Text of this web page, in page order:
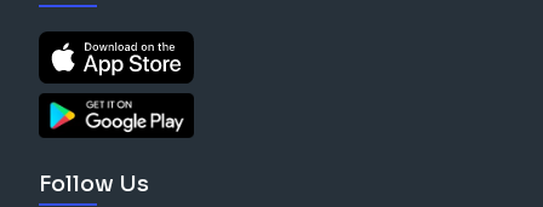
Follow Us